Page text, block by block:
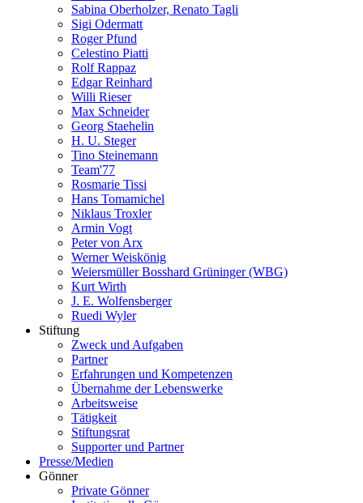
Sabina Oberholzer, Renato Tagli
Sigi Odermatt
Roger Pfund
Celestino Piatti
Rolf Rappaz
Edgar Reinhard
Willi Rieser
Max Schneider
Georg Staehelin
H. U. Steger
Tino Steinemann
Team'77
Rosmarie Tissi
Hans Tomamichel
Niklaus Troxler
Armin Vogt
Peter von Arx
Werner Weiskönig
Weiersmüller Bosshard Grüninger (WBG)
Kurt Wirth
J. E. Wolfensberger
Ruedi Wyler
Stiftung
Zweck und Aufgaben
Partner
Erfahrungen und Kompetenzen
Übernahme der Lebenswerke
Arbeitsweise
Tätigkeit
Stiftungsrat
Supporter und Partner
Presse/Medien
Gönner
Private Gönner